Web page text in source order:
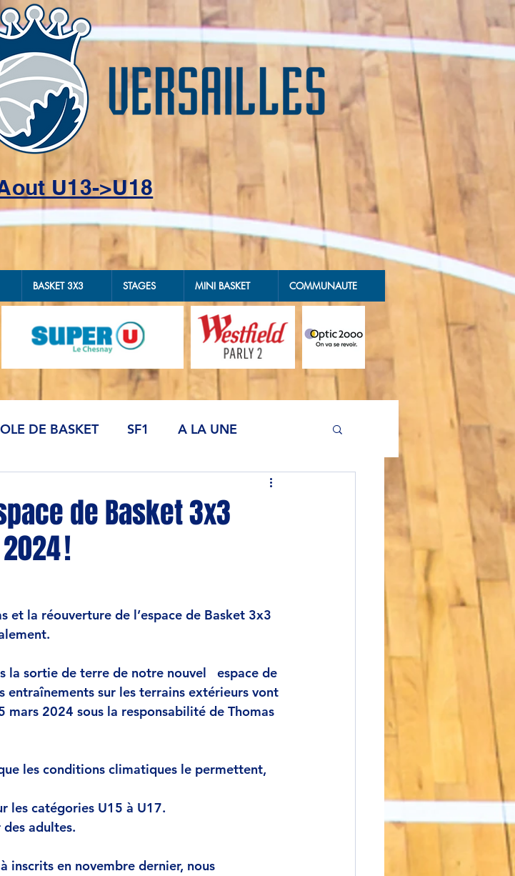
U13->U18
BASKET 3X3 STAGES MINI BASKET COMMUNAUTE
DE BASKET SF1 A LA UNE
de Basket 3x3
!
et la réouverture de l’espace de Basket 3x3
sortie de terre de notre nouvel   espace de
entraînements sur les terrains extérieurs vont
2024 sous la responsabilité de Thomas
les conditions climatiques le permettent,
les catégories U15 à U17.
des adultes.
inscrits en novembre dernier, nous